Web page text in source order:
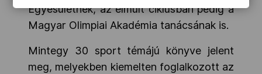
Egyesületnek, az elmúlt ciklusban pedig a
Magyar Olimpiai Akadémia tanácsának is.
Mintegy 30 sport témájú könyve jelent
meg, melyekben kiemelten foglalkozott az